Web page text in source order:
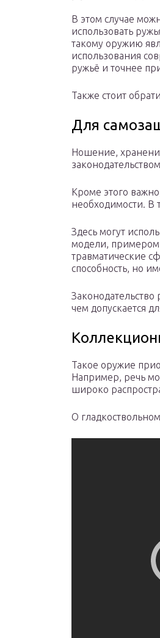
В этом случае
использовать
такому оружию
использования
ружьё и точнее
Также стоит
Для
Ношение,
законодательством
Кроме этого
необходимости. В
Здесь могут
модели, примером
травматические
способность, но
чем допускается
Такое оружие
Например, речь
широко
О